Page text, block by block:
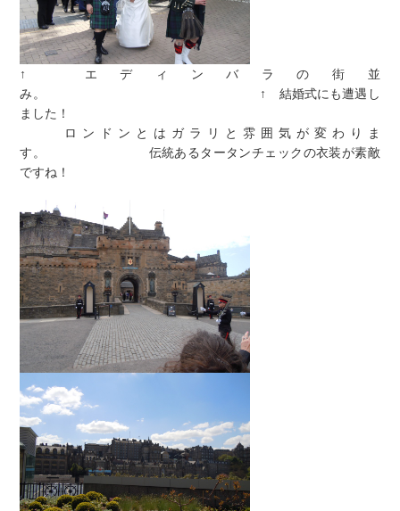
↑ エディンバラの街並
み。 ↑ 結婚式にも遭遇し
ました！
ロンドンとはガラリと雰囲気が変わりま
す。 伝統あるタータンチェックの衣装が素敵
ですね！